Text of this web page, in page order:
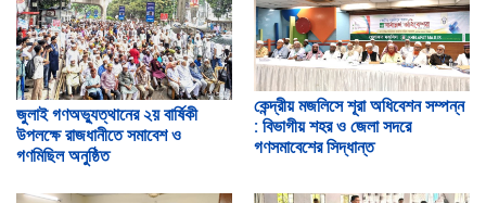
জুলাই গণঅভ্যুত্থানের ২য় বার্ষিকী
উপলক্ষে রাজধানীতে সমাবেশ ও
গণমিছিল অনুষ্ঠিত
কেন্দ্রীয় মজলিসে শূরা অধিবেশন সম্পন্ন
: বিভাগীয় শহর ও জেলা সদরে
গণসমাবেশের সিদ্ধান্ত